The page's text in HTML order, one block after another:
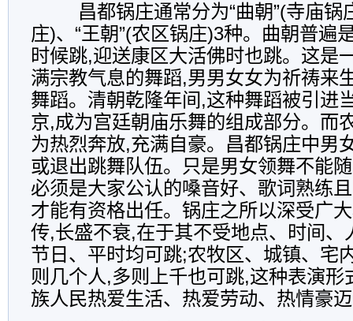
昌都锅庄通常分为“曲朝”(寺庙锅
庄)、“王朝”(农区锅庄)3种。曲朝普遍
时候跳,迎送康区大活佛时也跳。这是
满宗教气息的舞蹈,男男女女为祈祷来
舞蹈。清朝乾隆年间,这种舞蹈被引
京,成为宫廷朝庙乐舞的组成部分。而
为热烈奔放,充满自豪。昌都锅庄中男
或退出跳舞队伍。只是男女领舞不能
必须是大家公认的嗓音好、歌词熟练
才能有资格出任。锅庄之所以深受广
传,长盛不衰,在于其不受地点、时间、
节日、平时均可跳;农牧区、城镇、宅
则几个人,多则上千也可跳,这种表演形
族人民热爱生活、热爱劳动、热情豪